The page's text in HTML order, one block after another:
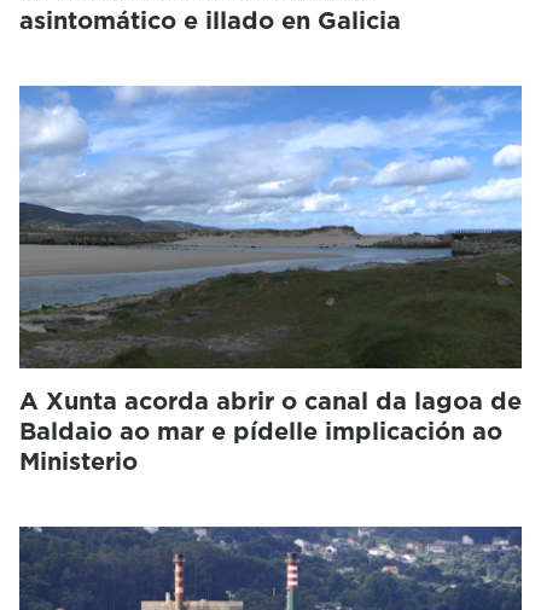
asintomático e illado en Galicia
A Xunta acorda abrir o canal da lagoa de
Baldaio ao mar e pídelle implicación ao
Ministerio